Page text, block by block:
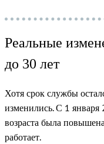
Реальные
до 30 лет
Хотя срок службы
изменились.С 1 января
возраста была
работает.